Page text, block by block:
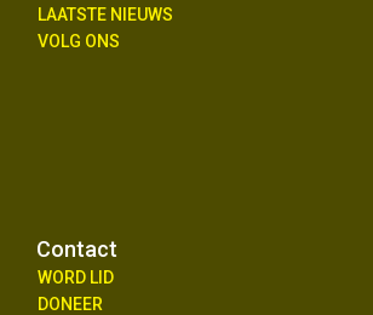
LAATSTE NIEUWS
VOLG ONS
Contact
WORD LID
DONEER